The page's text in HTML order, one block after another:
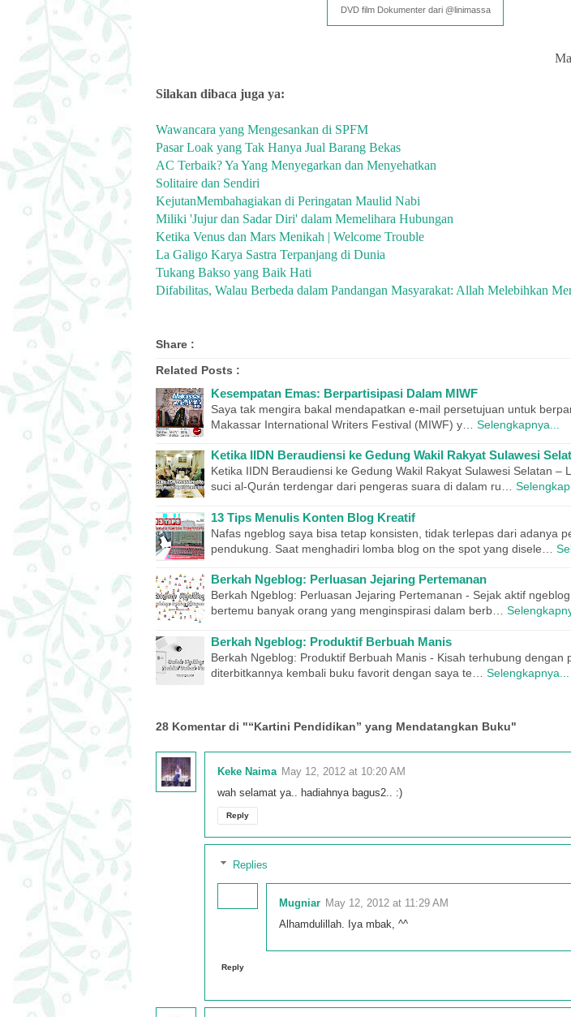
DVD film Dokumenter dari @linimassa
Silakan dibaca juga ya:
Wawancara yang Mengesankan di SPFM
Pasar Loak yang Tak Hanya Jual Barang Bekas
AC Terbaik? Ya Yang Menyegarkan dan Menyehatkan
Solitaire dan Sendiri
KejutanMembahagiakan di Peringatan Maulid Nabi
Miliki 'Jujur dan Sadar Diri' dalam Memelihara Hubungan
Ketika Venus dan Mars Menikah | Welcome Trouble
La Galigo Karya Sastra Terpanjang di Dunia
Tukang Bakso yang Baik Hati
Difabilitas, Walau Berbeda dalam Pandangan Masyarakat: Allah Melebihkan
Share :
Related Posts :
Kesempatan Emas: Berpartisipasi Dalam MIWF
Saya tak mengira bakal mendapatkan e-mail persetujuan untuk
Makassar International Writers Festival (MIWF) y…
Selengkapnya...
Ketika IIDN Beraudiensi ke Gedung Wakil Rakyat Sulawesi
Ketika IIDN Beraudiensi ke Gedung Wakil Rakyat Sulawesi Selatan –
suci al-Qurán terdengar dari pengeras suara di dalam ru…
13 Tips Menulis Konten Blog Kreatif
Nafas ngeblog saya bisa tetap konsisten, tidak terlepas dari adanya
pendukung. Saat menghadiri lomba blog on the spot yang disele…
Berkah Ngeblog: Perluasan Jejaring Pertemanan
Berkah Ngeblog: Perluasan Jejaring Pertemanan - Sejak aktif
bertemu banyak orang yang menginspirasi dalam berb…
Berkah Ngeblog: Produktif Berbuah Manis
Berkah Ngeblog: Produktif Berbuah Manis - Kisah terhubung dengan
diterbitkannya kembali buku favorit dengan saya te…
Selengkapnya...
28 Komentar di "“Kartini Pendidikan” yang Mendatangkan Buku"
Keke Naima May 12, 2012 at 10:20 AM
wah selamat ya.. hadiahnya bagus2.. :)
Reply
Replies
Mugniar May 12, 2012 at 11:29 AM
Alhamdulillah. Iya mbak, ^^
Reply